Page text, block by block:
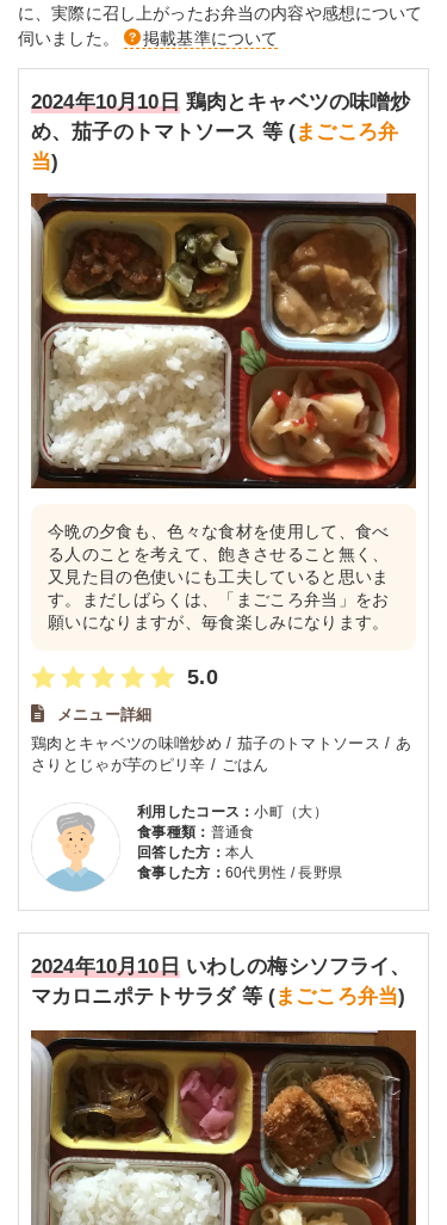
に、実際に召し上がったお弁当の内容や感想について
伺いました。
掲載基準について
2024年10月10日鶏肉とキャベツの味噌炒
め、茄子のトマトソース 等 (まごころ弁
当)
5.0
メニュー詳細
鶏肉とキャベツの味噌炒め / 茄子のトマトソース / あ
さりとじゃが芋のピリ辛 / ごはん
今晩の夕食も、色々な食材を使用して、食べ
る人のことを考えて、飽きさせること無く、
又見た目の色使いにも工夫していると思いま
す。まだしばらくは、「まごころ弁当」をお
願いになりますが、毎食楽しみになります。
利用したコース：小町（大）
食事種類： 普通食
回答した方： 本人
食事した方： 60代男性 / 長野県
2024年10月10日いわしの梅シソフライ、
マカロニポテトサラダ 等 (まごころ弁当)